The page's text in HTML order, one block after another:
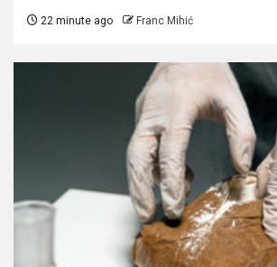
22 minute ago Franc Mihić